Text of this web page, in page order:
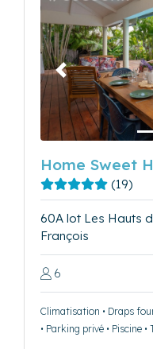
Précédent
Home Sweet
(19)
60A lot Les Hauts
François
6
Climatisation • Draps
• Parking privé • Piscine •